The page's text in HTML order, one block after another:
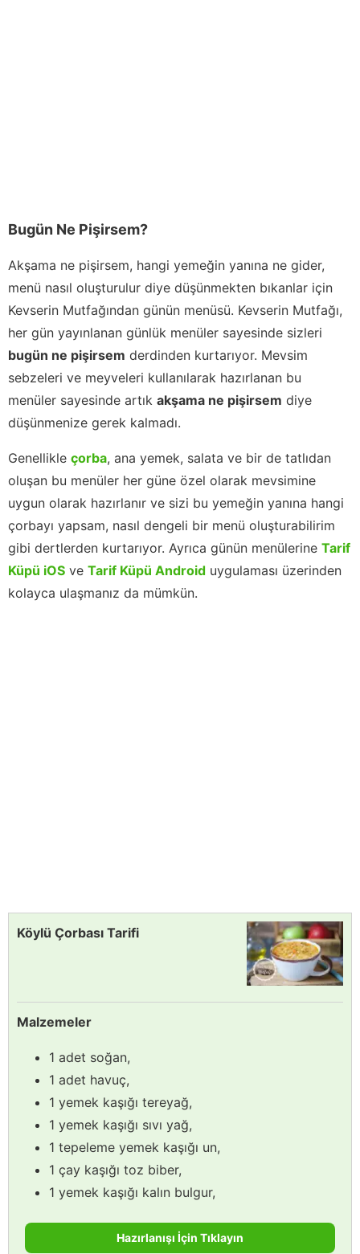
Bugün Ne Pişirsem?
Akşama ne pişirsem, hangi yemeğin yanına ne gider,
menü nasıl oluşturulur diye düşünmekten bıkanlar için
Kevserin Mutfağından günün menüsü. Kevserin Mutfağı,
her gün yayınlanan günlük menüler sayesinde sizleri
bugün ne pişirsem derdinden kurtarıyor. Mevsim
sebzeleri ve meyveleri kullanılarak hazırlanan bu
menüler sayesinde artık akşama ne pişirsem diye
düşünmenize gerek kalmadı.
Genellikle çorba, ana yemek, salata ve bir de tatlıdan
oluşan bu menüler her güne özel olarak mevsimine
uygun olarak hazırlanır ve sizi bu yemeğin yanına hangi
çorbayı yapsam, nasıl dengeli bir menü oluşturabilirim
gibi dertlerden kurtarıyor. Ayrıca günün menülerine Tarif
Küpü iOS ve Tarif Küpü Android uygulaması üzerinden
kolayca ulaşmanız da mümkün.
Köylü Çorbası Tarifi
Malzemeler
1 adet soğan,
1 adet havuç,
1 yemek kaşığı tereyağ,
1 yemek kaşığı sıvı yağ,
1 tepeleme yemek kaşığı un,
1 çay kaşığı toz biber,
1 yemek kaşığı kalın bulgur,
Hazırlanışı İçin Tıklayın